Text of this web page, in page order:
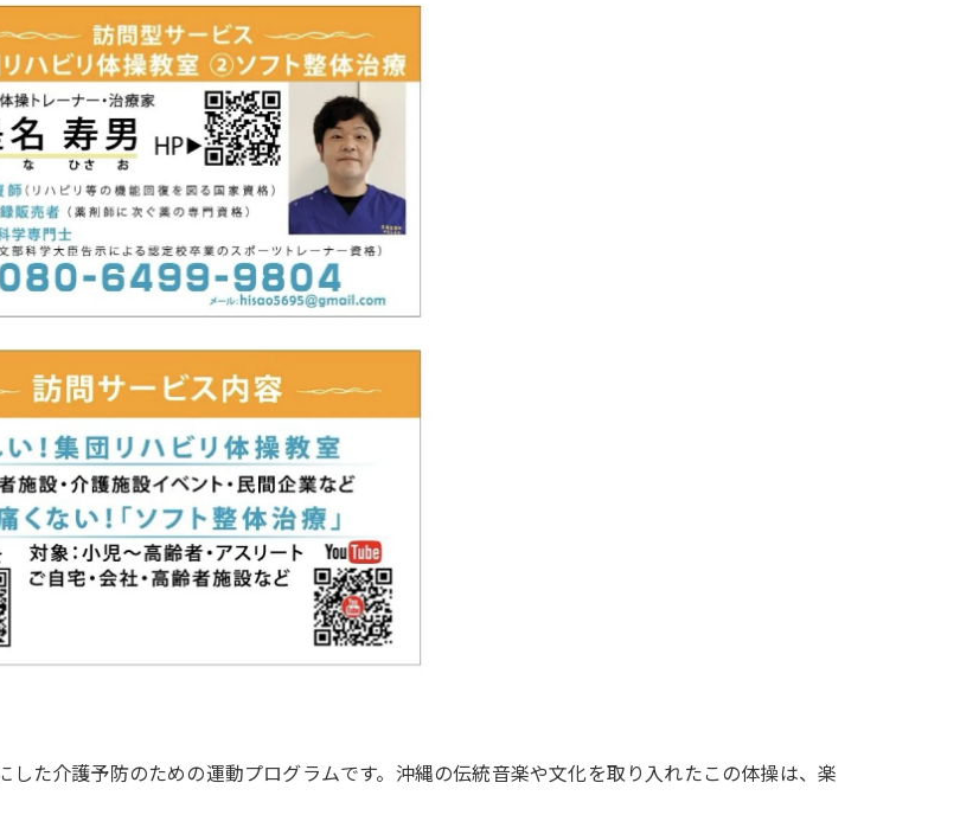
た介護予防のための運動プログラムです。沖縄の伝統音楽や文化を取り入れたこの体操は、楽